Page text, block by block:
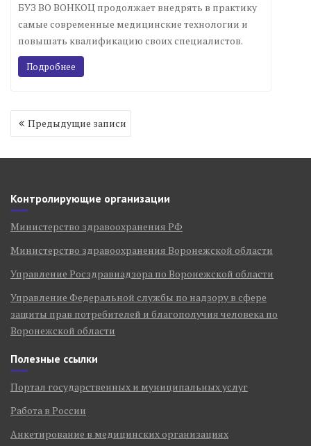
БУЗ ВО ВОНКОЦ продолжает внедрять в практику
самые современные медицинские технологии и
повышать квалификацию своих специалистов.
Подробнее
Навигация
по
Предыдущие записи
Контролирующие организации
Министерство здравоохранения РФ
Министерство здравоохранения Воронежской области
Управление Росздравнадзора по Воронежской области
Управление Федеральной службы по надзору в сфере
защиты прав потребителей и благополучия человека по
Воронежской области
Полезные ссылки
Портал государственных и муниципальных услуг
Работа в России
Анкетирование в медицинских организациях